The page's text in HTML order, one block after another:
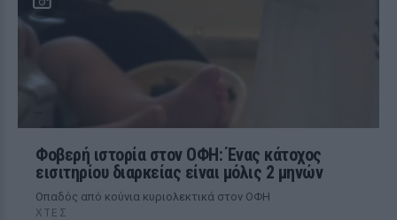
Φοβερή ιστορία στον ΟΦΗ: Ένας κάτοχος
εισιτηρίου διαρκείας είναι μόλις 2 μηνών
Οπαδός από κούνια κυριολεκτικά στον ΟΦΗ
ΧΤΕΣ